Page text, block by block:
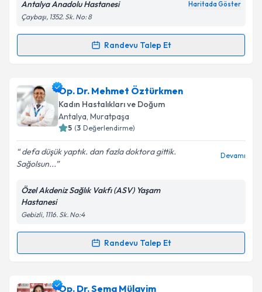
Kişisel verilerimin işlenmesine ilişkin
Metni'ni okudum ve kişisel verilerimin belirtilen
kapsamda işlenmesini kabul ediyorum.
Antalya Anadolu Hastanesi Haritada Göster
Çaybaşı, 1352. Sk. No: 8
Randevu Talep Et
Randevu Takvimi Talebi
Op. Dr. Berrin Karakuyiçin randevu takvimi talebi
oluşturun. Size bu uzmandan randevu almanız için bir
takvim hazırlandığında e-posta ile bilgilendireceğiz.
Kişisel verilerimin işlenmesine ilişkin
Metni
kapsamda işlenmesini kabul ediyorum.
Takvim Talebini Gönder
Op. Dr. Mehmet Öztürkmen
Kadın Hastalıkları ve Doğum
Antalya, Muratpaşa
5 (3 Değerlendirme)
defa düşük yaptık. dan fazla doktora gittik.
Sağolsun...
Devamı
Özel Akdeniz Sağlık Vakfı (ASV) Yaşam
Hastanesi
Gebizli, 1116. Sk. No:4
Randevu Talep Et
Randevu Takvimi Talebi
Op. Dr. Mehmet Öztürkmeniçin randevu takvimi
Op. Dr. Sema Mülayim